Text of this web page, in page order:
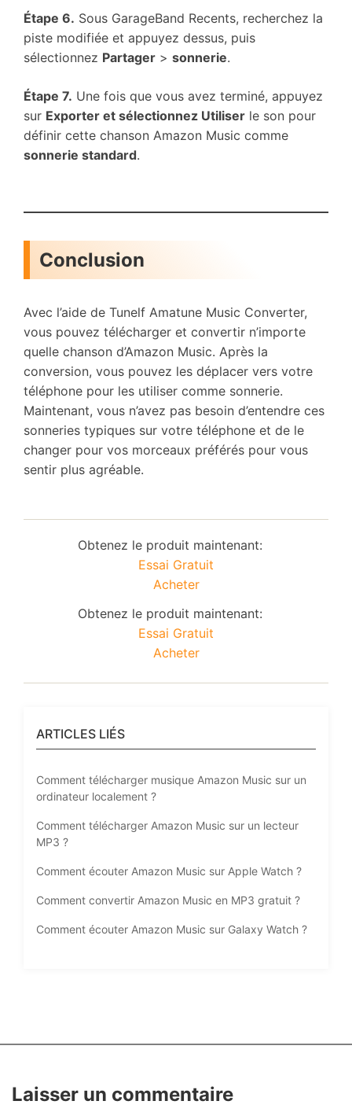
Étape 6. Sous GarageBand Recents, recherchez la
piste modifiée et appuyez dessus, puis
sélectionnez Partager > sonnerie.
Étape 7. Une fois que vous avez terminé, appuyez
sur Exporter et sélectionnez Utiliser le son pour
définir cette chanson Amazon Music comme
sonnerie standard.
Conclusion
Avec l’aide de Tunelf Amatune Music Converter,
vous pouvez télécharger et convertir n’importe
quelle chanson d’Amazon Music. Après la
conversion, vous pouvez les déplacer vers votre
téléphone pour les utiliser comme sonnerie.
Maintenant, vous n’avez pas besoin d’entendre ces
sonneries typiques sur votre téléphone et de le
changer pour vos morceaux préférés pour vous
sentir plus agréable.
Obtenez le produit maintenant:
Essai Gratuit
Acheter
Obtenez le produit maintenant:
Essai Gratuit
Acheter
ARTICLES LIÉS
Comment télécharger musique Amazon Music sur un
ordinateur localement ?
Comment télécharger Amazon Music sur un lecteur
MP3 ?
Comment écouter Amazon Music sur Apple Watch ?
Comment convertir Amazon Music en MP3 gratuit ?
Comment écouter Amazon Music sur Galaxy Watch ?
Laisser un commentaire